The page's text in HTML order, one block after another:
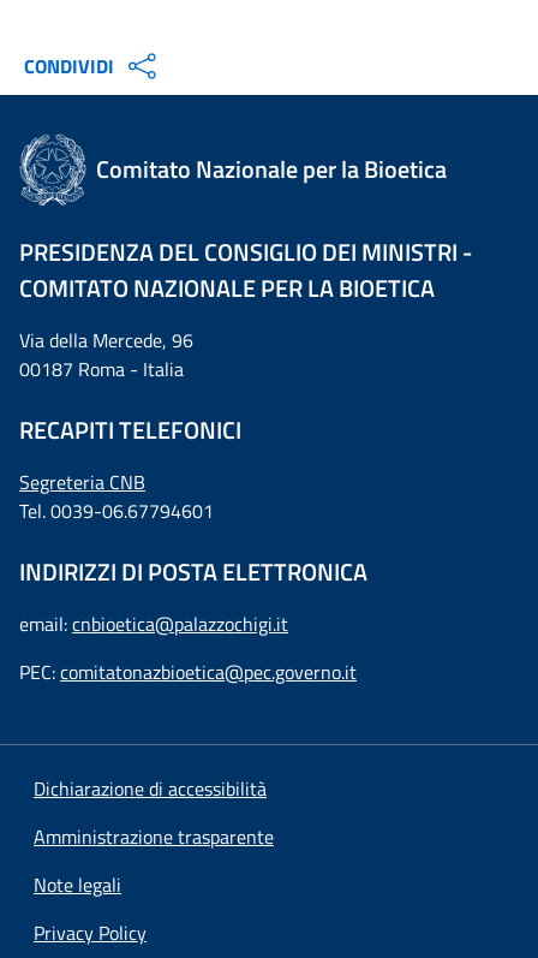
CONDIVIDI
Comitato Nazionale per la Bioetica
PRESIDENZA DEL CONSIGLIO DEI MINISTRI -
COMITATO NAZIONALE PER LA BIOETICA
Via della Mercede, 96
00187 Roma - Italia
RECAPITI TELEFONICI
Segreteria CNB
Tel. 0039-06.67794601
INDIRIZZI DI POSTA ELETTRONICA
email:cnbioetica@palazzochigi.it
PEC:comitatonazbioetica@pec.governo.it
Dichiarazione di accessibilità
Amministrazione trasparente
Note legali
Privacy Policy